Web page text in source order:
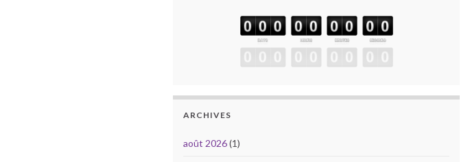
ARCHIVES
août 2026(1)